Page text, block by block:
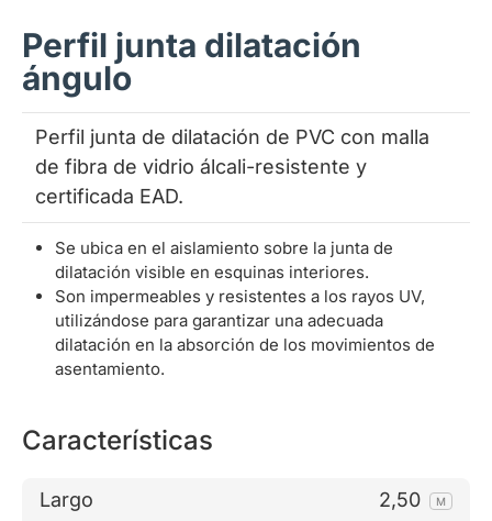
Perfil junta dilatación
ángulo
Perfil junta de dilatación de PVC con malla
de fibra de vidrio álcali-resistente y
certificada EAD.
Se ubica en el aislamiento sobre la junta de
dilatación visible en esquinas interiores.
Son impermeables y resistentes a los rayos UV,
utilizándose para garantizar una adecuada
dilatación en la absorción de los movimientos de
asentamiento.
Características
Largo 2,50 M